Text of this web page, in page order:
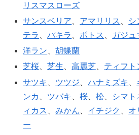
リスマスローズ
サンスベリア
アマリリス シ
テラ
、パキラ ポトス
ガジュ
洋ラン 、胡蝶蘭
芝桜 、芝生 、高麗芝
ティフト
サツキ
ツツジ 、ハナミズキ
ンカ
ツバキ 、桜 、松 シマト
ィカス
、みかん イチジク オ
ー